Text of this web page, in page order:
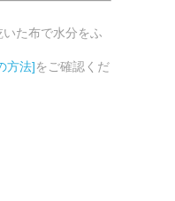
た布で水分をふ
方法]をご確認くだ